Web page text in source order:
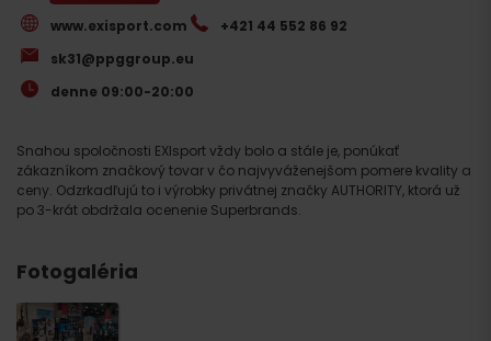
Snahou spoločnosti EXIsport vždy bolo a stále je, ponúkať
zákazníkom značkový tovar v čo najvyváženejšom pomere kvality a
ceny. Odzrkadľujú to i výrobky privátnej značky AUTHORITY, ktorá už
po 3-krát obdržala ocenenie Superbrands.
www.exisport.com
+421 44 552 86 92
sk31@ppggroup.eu
denne 09:00-20:00
Fotogaléria